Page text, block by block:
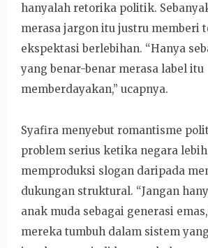
hanyalah retorika politik.
merasa jargon itu justru memberi
ekspektasi berlebihan. “Hanya
yang benar-benar merasa label itu
memberdayakan,” ucapnya.
Syafira menyebut romantisme
problem serius ketika negara
memproduksi slogan daripada
dukungan struktural. “Jangan
anak muda sebagai generasi
mereka tumbuh dalam sistem